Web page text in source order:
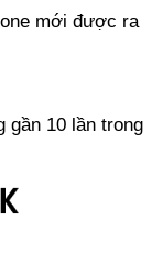
mới được ra
gần 10 lần trong
đầu tiên trên